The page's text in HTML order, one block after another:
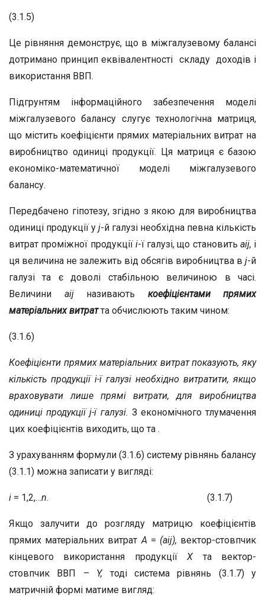
(3.1.5)
Це рівняння демонструє, що в міжгалузевому балансі
дотримано принцип еквівалентності складу доходів і
використання ВВП.
Підгрунтям інформаційного забезпечення моделі
міжгалузевого балансу слугує технологічна матриця,
що містить коефіцієнти прямих матеріальних витрат на
виробництво одиниці продукції. Ця матриця є базою
економіко-математичної моделі міжгалузевого
балансу.
Передбачено гіпотезу, згідно з якою для виробництва
одиниці продукції у j-й галузі необхідна певна кількість
витрат проміжної продукції і-ї галузі, що становить аіj, і
ця величина не залежить від обсягів виробництва в j-й
галузі та є доволі стабільною величиною в часі.
Величини аіjназивають коефіцієнтами прямих
матеріальних витратта обчислюють таким чином:
(3.1.6)
Коефіцієнти прямих матеріальних витрат показують, яку
кількість продукції і-ї галузі необхідно витратити, якщо
враховувати лише прямі витрати, для виробництва
одиниці продукції j-ї галузі. З економічного тлумачення
цих коефіцієнтів виходить, що та .
З урахуванням формули (3.1.6) систему рівнянь балансу
(3.1.1) можна записати у вигляді:
і = 1,2,…n. (3.1.7)
Якщо залучити до розгляду матрицю коефіцієнтів
прямих матеріальних витратА = (аij), вектор-стовпчик
кінцевого використання продукціїX та вектор-
стовпчик ВВП – Y, тоді система рівнянь (3.1.7) у
матричній формі матиме вигляд: